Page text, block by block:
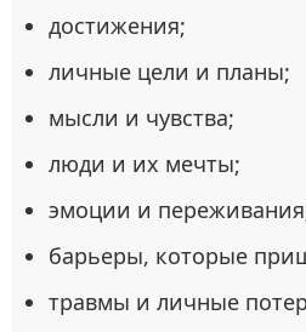
достижения;
личные цели и планы;
мысли и чувства;
люди и их мечты;
эмоции и
барьеры, которые
травмы и личные